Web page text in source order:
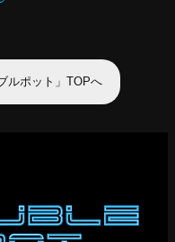
ルポット」TOPへ